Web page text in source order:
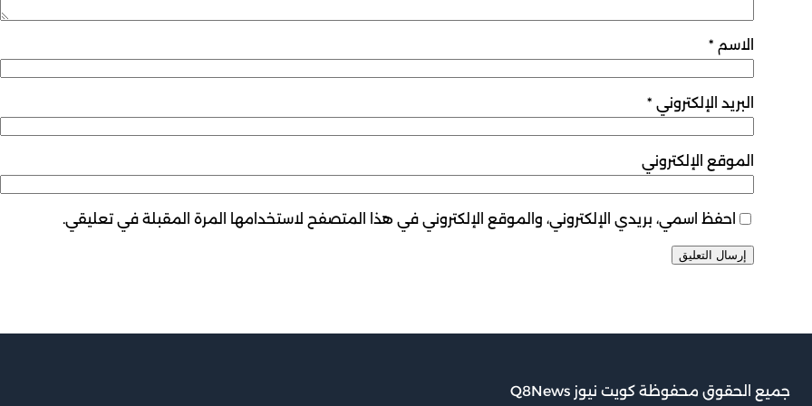
الاسم *
البريد الإلكتروني *
الموقع الإلكتروني
احفظ اسمي، بريدي الإلكتروني، والموقع الإلكتروني في هذا المتصفح لاستخدامها المرة المقبلة في تعليقي.
جميع الحقوق محفوظة كويت نيوز Q8News